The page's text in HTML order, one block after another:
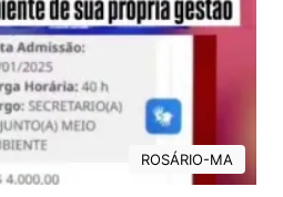
ROSÁRIO-MA